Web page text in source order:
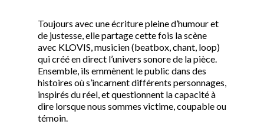
Toujours avec une écriture pleine d’humour et
de justesse, elle partage cette fois la scène
avec KLOVIS, musicien (beatbox, chant, loop)
qui créé en direct l’univers sonore de la pièce.
Ensemble, ils emmènent le public dans des
histoires où s’incarnent différents personnages,
inspirés du réel, et questionnent la capacité à
dire lorsque nous sommes victime, coupable ou
témoin.